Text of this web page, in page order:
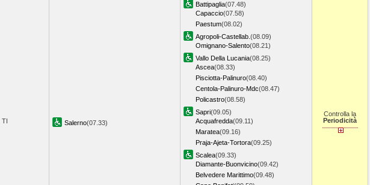
TI Salerno(07.33)
Battipaglia(07.48)
Capaccio(07.58)
Paestum(08.02)
Agropoli-Castellab. (08.09)
Omignano-Salento(08.21)
Vallo Della Lucania(08.25)
Ascea(08.33)
Pisciotta-Palinuro(08.40)
Centola-Palinuro-Mdc(08.47)
Policastro(08.58)
Sapri(09.05)
Acquafredda(09.11)
Maratea(09.16)
Praja-Ajeta-Tortora(09.25)
Scalea(09.33)
Diamante-Buonvicino(09.42)
Belvedere Marittimo(09.48)
Controlla la
Periodicità